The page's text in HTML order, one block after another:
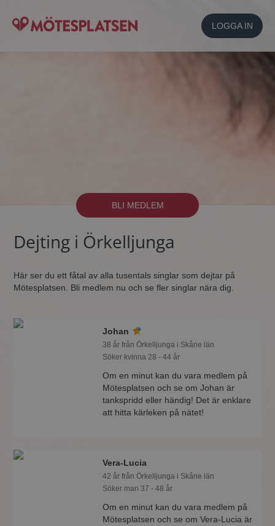
LOGGA IN
BLI MEDLEM
Dejting i Örkelljunga
Här ser du ett fåtal av alla tusentals singlar som dejtar på
Mötesplatsen. Bli medlem nu och se fler singlar nära dig.
Johan
38 år från Örkelljunga i Skåne län
Söker kvinna 28 - 44 år
Om en minut kan du vara medlem på
Mötesplatsen och se om Johan är
tankspridd eller händig! Det är enklare
att hitta kärleken på nätet!
Vera-Lucia
42 år från Örkelljunga i Skåne län
Söker man 37 - 48 år
Om en minut kan du vara medlem på
Mötesplatsen och se om Vera-Lucia är